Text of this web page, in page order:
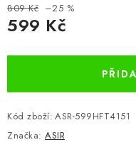
809 Kč –25 %
599 Kč
Kód zboží: ASR-599HFT4151
Značka: ASIR